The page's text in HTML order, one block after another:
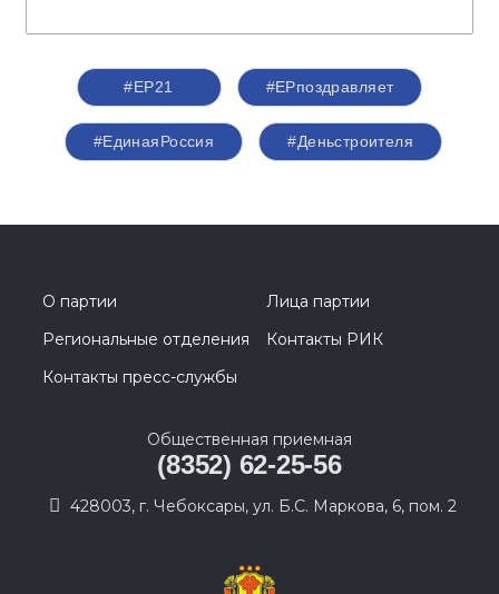
#ЕР21 #ЕРпоздравляет
#ЕдинаяРоссия #Деньстроителя
О партии
Лица партии
Региональные отделения
Контакты РИК
Контакты пресс-службы
Общественная приемная
(8352) 62-25-56
428003, г. Чебоксары, ул. Б.С. Маркова, 6, пом. 2